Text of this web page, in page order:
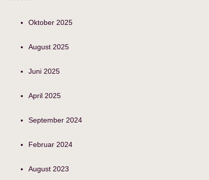
Oktober 2025
August 2025
Juni 2025
April 2025
September 2024
Februar 2024
August 2023